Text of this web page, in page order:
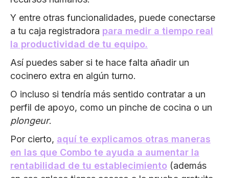
Y entre otras funcionalidades, puede conectarse
a tu caja registradora para medir a tiempo real
la productividad de tu equipo.
Así puedes saber si te hace falta añadir un
cocinero extra en algún turno.
O incluso si tendría más sentido contratar a un
perfil de apoyo, como un pinche de cocina o un
plongeur.
Por cierto, aquí te explicamos otras maneras
en las que Combo te ayuda a aumentar la
rentabilidad de tu establecimiento (además